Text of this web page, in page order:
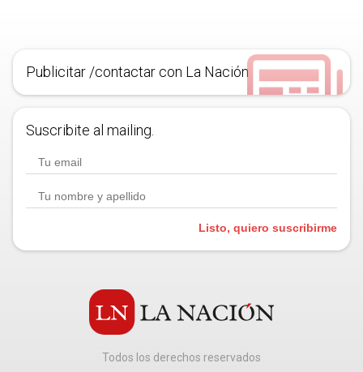
Publicitar /contactar con La Nación
Suscribite al mailing.
Listo, quiero suscribirme
Todos los derechos reservados